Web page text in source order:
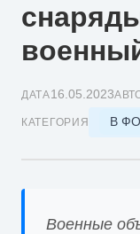
ДАТА16.05.2023
КАТЕГОРИЯ В
Военные